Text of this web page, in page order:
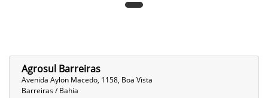
Agrosul Barreiras
Avenida Aylon Macedo, 1158, Boa Vista
Barreiras / Bahia